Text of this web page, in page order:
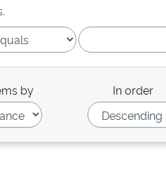
by In order